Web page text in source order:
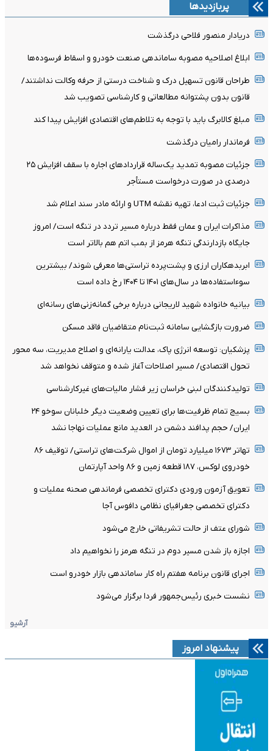
پربازدیدها
دریادار منصور فلاحی درگذشت
ابلاغ اصلاحیه مصوبه ساماندهی صنعت خودرو و اسقاط فرسوده‌ها
طراحان قانون تسهیل درک و شناخت درستی از حرفه وکالت نداشتند/
قانون بدون پشتوانه مطالعاتی و کارشناسی تصویب شد
مبلغ کالابرگ باید با توجه به تلاطم‌های اقتصادی افزایش پیدا کند
فرماندار رامیان درگذشت
جزئیات مصوبه تمدید یک‌ساله قرارداد‌های اجاره با سقف افزایش ۲۵
درصدی در صورت درخواست مستأجر
جزئیات ثبت ادعا، تهیه نقشه UTM و ارائه مادر سند اعلام شد
مذاکرات ایران و عمان فقط درباره مسیر تردد در تنگه است/ امروز
جایگاه بازدارندگی تنگه هرمز از بمب اتم هم بالاتر است
ابربدهکاران ارزی و پشت‌پرده تراستی‌ها معرفی شوند/ بیشترین
سوءاستفاده‌ها در سال‌های ۱۴۰۱ تا ۱۴۰۴ رخ داده است
بیانیه خانواده شهید لاریجانی درباره برخی گمانه‌زنی‌های رسانه‌ای
ضرورت بازگشایی سامانه ثبت‌نام متقاضیان فاقد مسکن
پزشکیان: توسعه انرژی پاک، عدالت یارانه‌ای و اصلاح مدیریت، سه محور
تحول اقتصادی/ مسیر اصلاحات آغاز شده و متوقف نخواهد شد
تولیدکنندگان لبنی خراسان زیر فشار مالیات‌های غیرکارشناسی
بسیج تمام ظرفیت‌ها برای تعیین وضعیت دیگر خلبانان سوخو ۲۴
ایران/ حجم پدافند دشمن در العدید مانع عملیات نهاجا نشد
تهاتر ۱۶۷۳ میلیارد تومان از اموال شرکت‌های تراستی/ توقیف ۸۶
خودروی لوکس، ۱۸۷ قطعه زمین و ۸۶ واحد آپارتمان
تعویق آزمون ورودی دکترای تخصصی فرماندهی صحنه عملیات و
دکترای تخصصی جغرافیای نظامی دافوس آجا
شورای عتف از حالت تشریفاتی خارج می‌شود
اجازه باز شدن مسیر دوم در تنگه هرمز را نخواهیم داد
اجرای قانون برنامه هفتم راه کار ساماندهی بازار خودرو است
نشست خبری رئیس‌جمهور فردا برگزار می‌شود
آرشیو
پیشنهاد امروز